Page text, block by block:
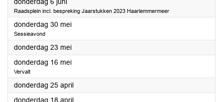
Raadsplein incl. bespreking Jaarstukken 2023 Haarlemmermeer
donderdag 30 mei2024
Sessieavond
donderdag 23 mei2024
donderdag 16 mei2024
Vervalt
donderdag 25 april2024
donderdag 18 april2024